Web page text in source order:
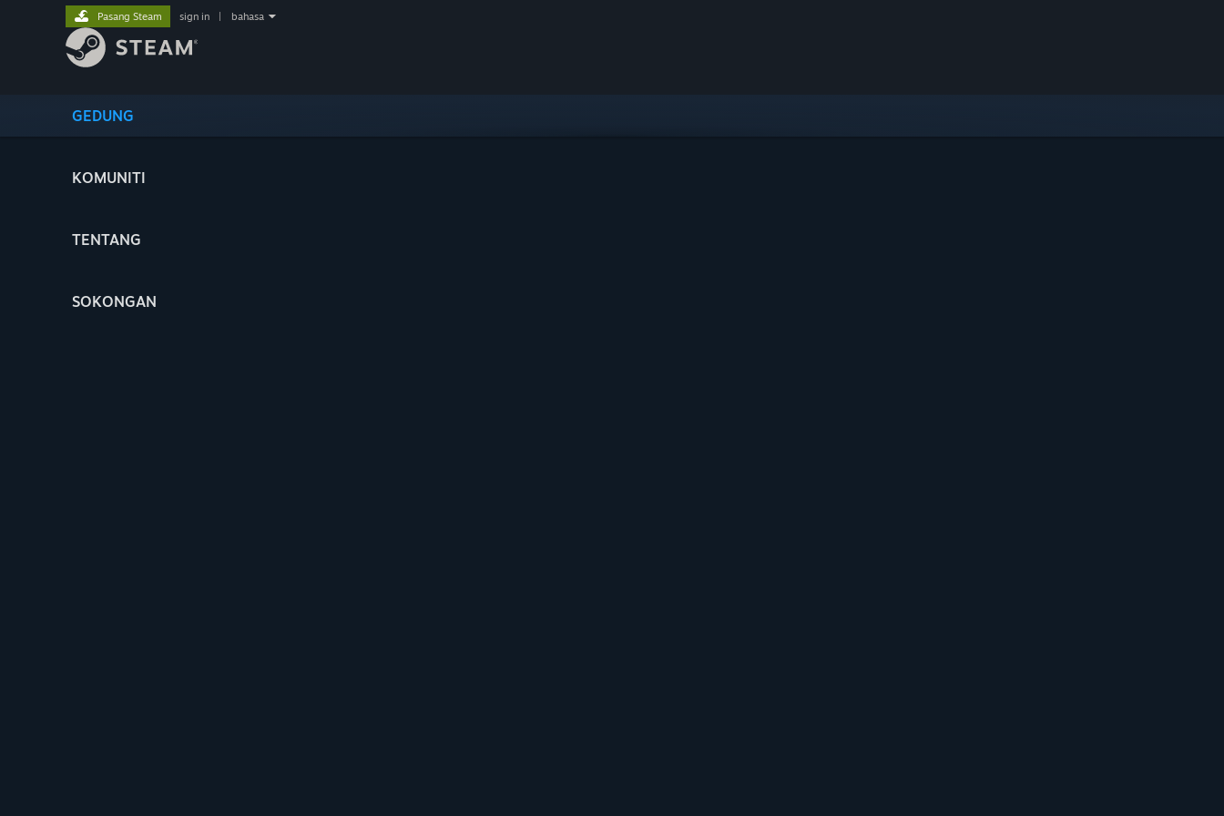
GEDUNG
KOMUNITI
TENTANG
SOKONGAN
Pasang Steam sign in bahasa